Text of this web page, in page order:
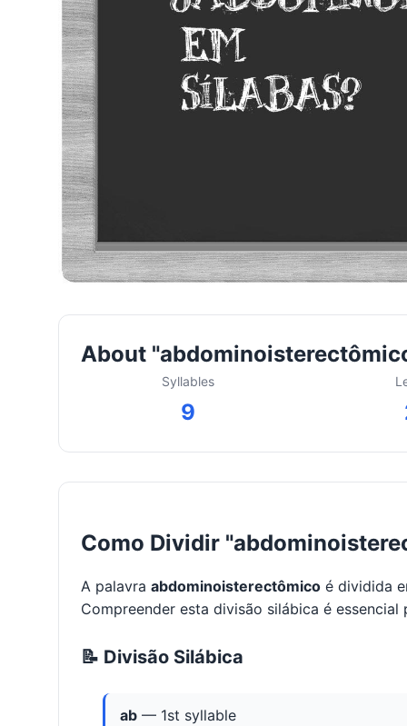
About
Syllables
9
Como Dividir
A palavra abdominoisterectômico é dividida
Compreender esta divisão silábica é
📝 Divisão Silábica
ab — 1st syllable